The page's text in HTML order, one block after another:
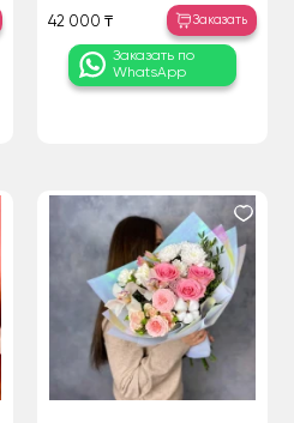
42 000 ₸ Заказать
Заказать по
WhatsApp